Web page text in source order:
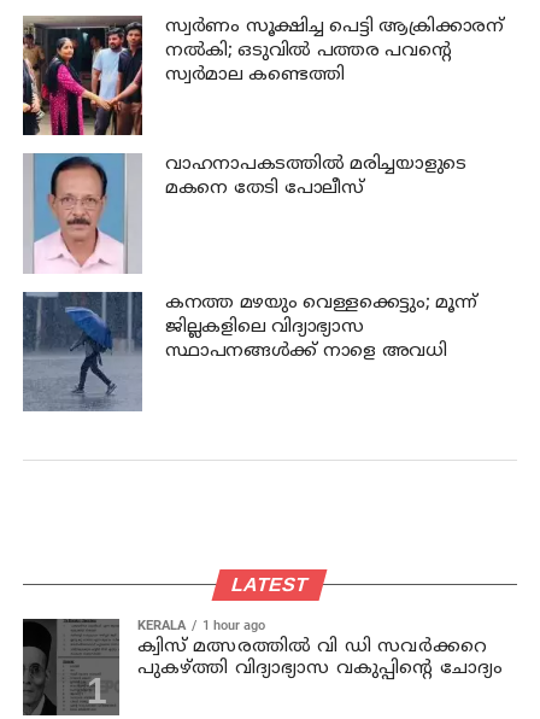
സ്വര്‍ണം സൂക്ഷിച്ച പെട്ടി ആക്രിക്കാരന്
നല്‍കി; ഒടുവില്‍ പത്തര പവന്റെ
സ്വര്‍മാല കണ്ടെത്തി
വാഹനാപകടത്തില്‍ മരിച്ചയാളുടെ
മകനെ തേടി പോലീസ്
കനത്ത മഴയും വെള്ളക്കെട്ടും; മൂന്ന്‌
ജില്ലകളിലെ വിദ്യാഭ്യാസ
സ്ഥാപനങ്ങള്‍ക്ക് നാളെ അവധി
LATEST
KERALA 1 hour ago
ക്വിസ് മത്സരത്തില്‍ വി ഡി സവര്‍ക്കറെ
പുകഴ്ത്തി വിദ്യാഭ്യാസ വകുപ്പിന്റെ ചോദ്യം